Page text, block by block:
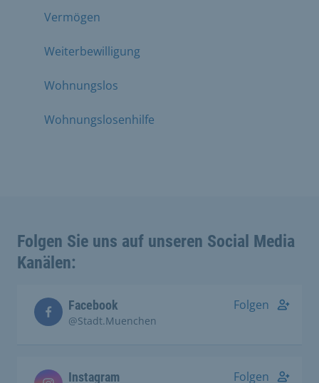
Vermögen
Weiterbewilligung
Wohnungslos
Wohnungslosenhilfe
Folgen Sie uns auf unseren Social Media
Kanälen:
Facebook
@Stadt.Muenchen
Folgen
Instagram Folgen